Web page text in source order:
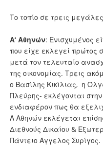
Το τοπίο σε τρεις
Α’ Αθηνών: Ενισχυμένος
που είχε εκλεγεί πρώτος
μετά τον τελευταίο
της οικονομίας. Τρεις
ο Βασίλης Κικίλιας, η
Πλεύρης- εκλέγονται
ενδιαφέρον πως θα
Α Αθηνών εκλέγεται
Διεθνούς Δικαίου &
Πάντειο Άγγελος Συρίγος.